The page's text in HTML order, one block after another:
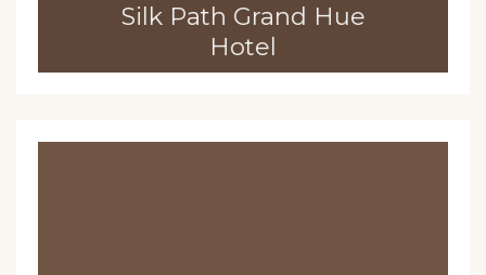
Silk Path Grand Hue
Hotel